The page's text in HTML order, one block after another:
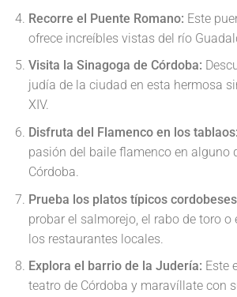
Recorre el Puente Romano: Este
ofrece increíbles vistas del río
Visita la Sinagoga de Córdoba:
judía de la ciudad en esta hermosa
XIV.
Disfruta del Flamenco en los tablaos:
pasión del baile flamenco en alguno
Córdoba.
Prueba los platos típicos
probar el salmorejo, el rabo de toro o
los restaurantes locales.
Explora el barrio de la Judería: Este
teatro de Córdoba y maravíllate con